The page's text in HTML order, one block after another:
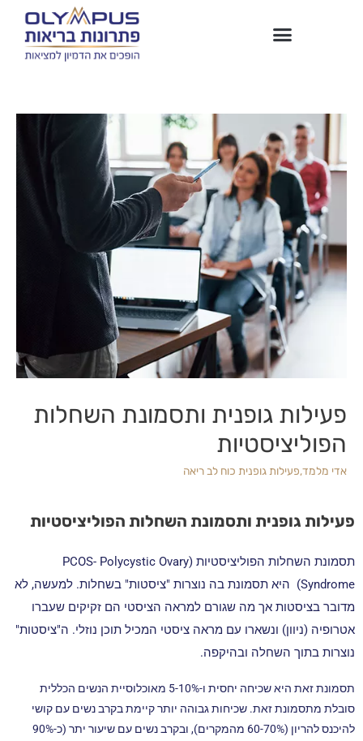
פעילות גופנית ותסמונת השחלות
הפוליציסטיות
אדי מלמד,פעילות גופנית כוח לב ריאה
פעילות גופנית ותסמונת השחלות הפוליציסטיות
תסמונת השחלות הפוליציסטיות (PCOS- Polycystic Ovary
Syndrome) היא תסמונת בה נוצרות "ציסטות" בשחלות. למעשה, לא
מדובר בציסטות אך מה שגורם למראה הציסטי הם זקיקים שעברו
אטרופיה (ניוון) ונשארו עם מראה ציסטי המכיל תוכן נוזלי. ה"ציסטות"
נוצרות בתוך השחלה ובהיקפה.
תסמונת זאת היא שכיחה יחסית ו-5-10% מאוכלוסיית הנשים הכללית
סובלת מתסמונת זאת. שכיחות גבוהה יותר קיימת בקרב נשים עם קושי
להיכנס להריון (60-70% מהמקרים), ובקרב נשים עם שיעור יתר (כ-90%